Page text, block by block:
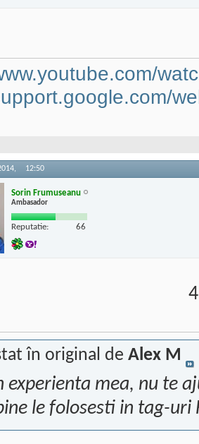
12:50
Sorin Frumuseanu
Ambasador
Reputatie: 66
în original de Alex M
experienta mea, nu te
le folosesti in tag-uri